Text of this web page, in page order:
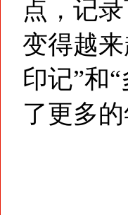
点，记
变得越
印记”和
了更多